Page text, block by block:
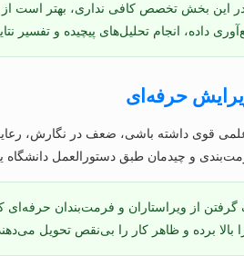
در این بخش تخصص کافی نداری، بهتر است
داده، انجام تحلیل‌های پیچیده و تفسیر
حرفه‌ای
قوی داشته باشی، ضعف در نگارش،
و چیدمان طبق دستورالعمل
از ویراستاران و فرمت‌بندان حرفه‌ای
بالا برده و ظاهر کار را بی‌نقص تحویل